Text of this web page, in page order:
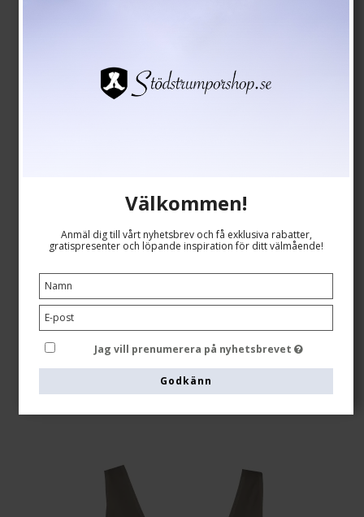
Se storlekstabellen här
SEK 99,00
Visa produkten
Välkommen!
Anmäl dig till vårt nyhetsbrev och få exklusiva rabatter,
gratispresenter och löpande inspiration för ditt välmående!
Jag vill prenumerera på nyhetsbrevet
Godkänn